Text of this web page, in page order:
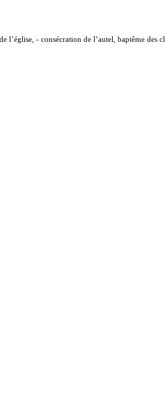
- consécration de l’autel, baptême des